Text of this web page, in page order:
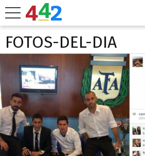
FOTOS-DEL-DIA